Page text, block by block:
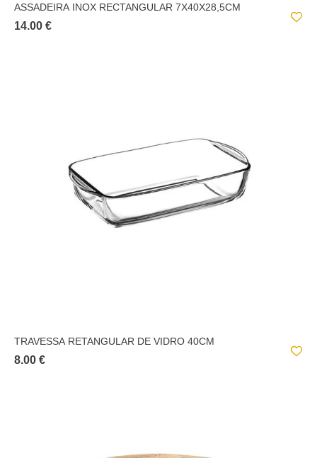
ASSADEIRA INOX RECTANGULAR 7X40X28,5CM
14.00 €
TRAVESSA RETANGULAR DE VIDRO 40CM
8.00 €